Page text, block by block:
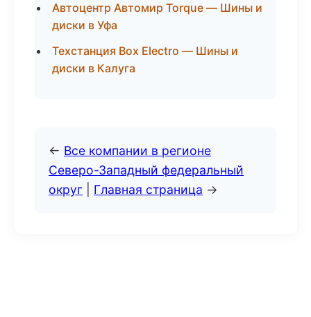
Автоцентр Автомир Torque — Шины и
диски в Уфа
Техстанция Box Electro — Шины и
диски в Калуга
← Все компании в регионе
Северо-Западный федеральный
округ
Главная страница →